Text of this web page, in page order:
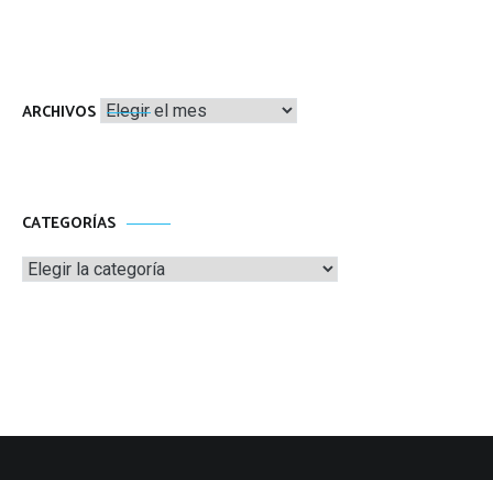
ARCHIVOS Archivos
CATEGORÍAS
Categorías